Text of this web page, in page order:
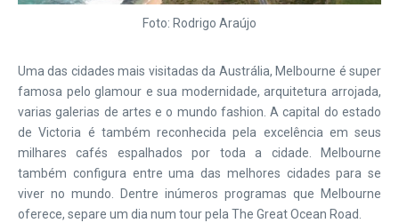
Foto: Rodrigo Araújo
Uma das cidades mais visitadas da Austrália, Melbourne é super
famosa pelo glamour e sua modernidade, arquitetura arrojada,
varias galerias de artes e o mundo fashion. A capital do estado
de Victoria é também reconhecida pela excelência em seus
milhares cafés espalhados por toda a cidade. Melbourne
também configura entre uma das melhores cidades para se
viver no mundo. Dentre inúmeros programas que Melbourne
oferece, separe um dia num tour pela The Great Ocean Road.